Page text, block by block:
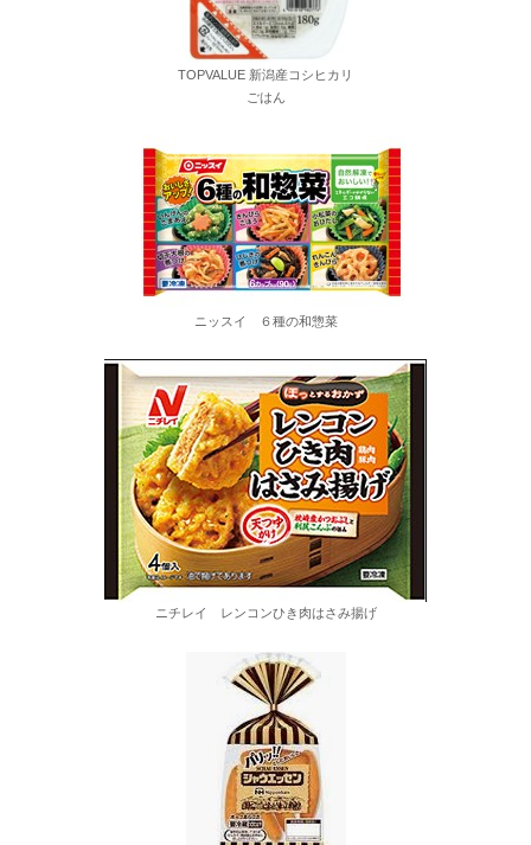
TOPVALUE 新潟産コシヒカリ
ごはん
ニッスイ ６種の和惣菜
ニチレイ レンコンひき肉はさみ揚げ